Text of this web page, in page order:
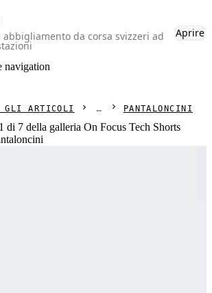
abbigliamento da corsa svizzeri ad Aprire
navigation
GLI ARTICOLI PANTALONCINI
di 7 della galleria On Focus Tech Shorts